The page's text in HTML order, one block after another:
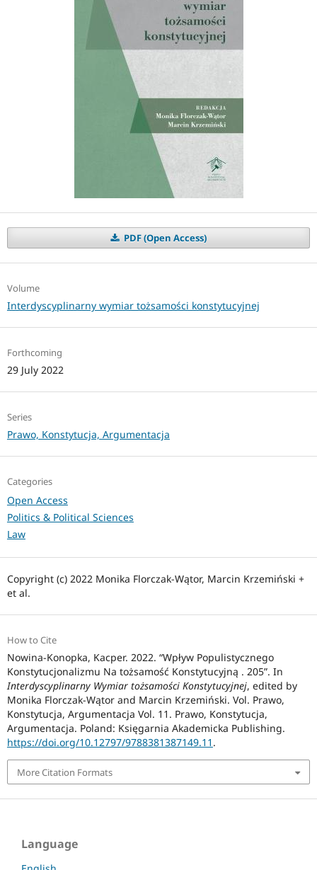
PDF (Open Access)
Volume
Interdyscyplinarny wymiar tożsamości konstytucyjnej
Forthcoming
29 July 2022
Series
Prawo, Konstytucja, Argumentacja
Categories
Open Access
Politics & Political Sciences
Law
Copyright (c) 2022 Monika Florczak-Wątor, Marcin Krzemiński +
et al.
How to Cite
Nowina-Konopka, Kacper. 2022. “Wpływ Populistycznego
Konstytucjonalizmu Na tożsamość Konstytucyjną . 205”. In
Interdyscyplinarny Wymiar tożsamości Konstytucyjnej, edited by
Monika Florczak-Wątor and Marcin Krzemiński. Vol. Prawo,
Konstytucja, Argumentacja Vol. 11. Prawo, Konstytucja,
Argumentacja. Poland: Księgarnia Akademicka Publishing.
https://doi.org/10.12797/9788381387149.11 .
More Citation Formats
Language